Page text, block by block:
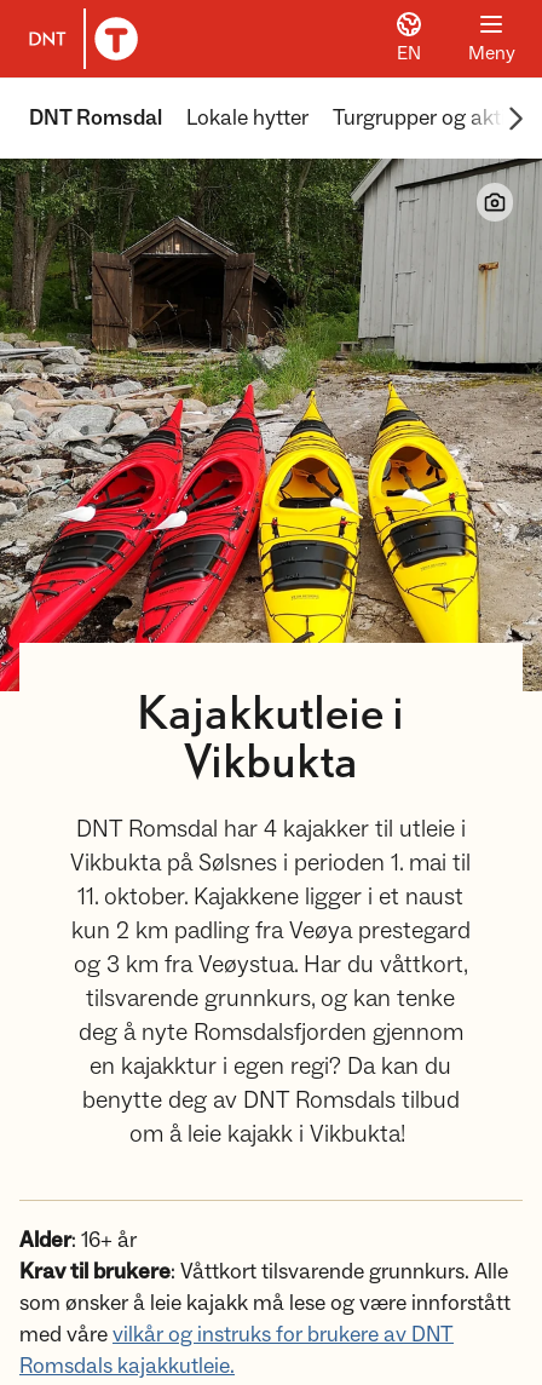
Til DNT.no forside
EN Meny
DNT Romsdal Lokale hytter Turgrupper og
Kajakkutleie i
Vikbukta
DNT Romsdal har 4 kajakker til utleie i
Vikbukta på Sølsnes i perioden 1. mai til
11. oktober. Kajakkene ligger i et naust
kun 2 km padling fra Veøya prestegard
og 3 km fra Veøystua. Har du våttkort,
tilsvarende grunnkurs, og kan tenke
deg å nyte Romsdalsfjorden gjennom
en kajakktur i egen regi? Da kan du
benytte deg av DNT Romsdals tilbud
om å leie kajakk i Vikbukta!
Alder: 16+ år
Krav til brukere: Våttkort tilsvarende grunnkurs. Alle
som ønsker å leie kajakk må lese og være innforstått
med vårevilkår og instruks for brukere av DNT
Romsdals kajakkutleie.